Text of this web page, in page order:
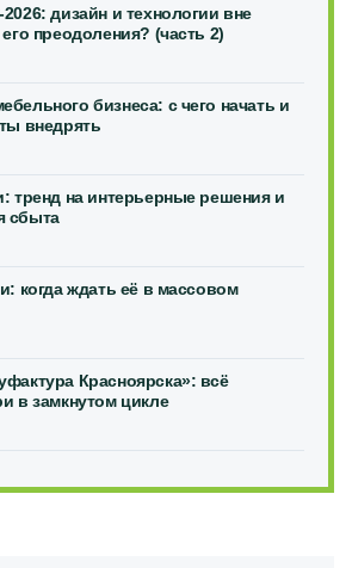
дизайн и технологии вне
преодоления? (часть 2)
бизнеса: с чего начать и
внедрять
тренд на интерьерные решения и
сбыта
когда ждать её в массовом
Красноярска»: всё
в замкнутом цикле